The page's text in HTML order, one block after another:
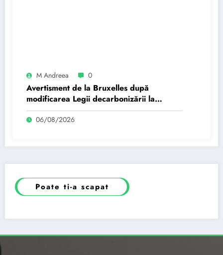
M Andreea 0
Avertisment de la Bruxelles după
modificarea Legii decarbonizării la
București: Orice regres…
06/08/2026
Poate ti-a scapat